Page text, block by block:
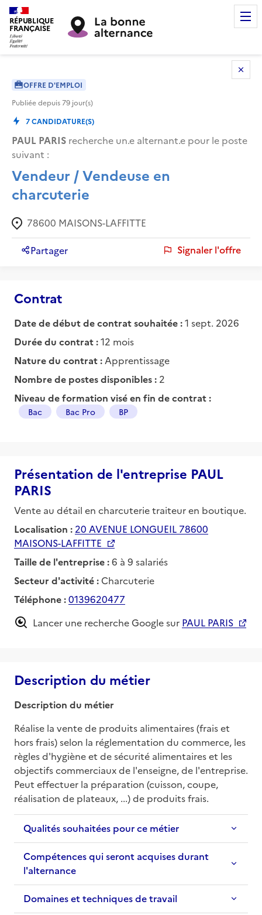
RÉPUBLIQUE
FRANÇAISE
OFFRE D'EMPLOI
Publiée depuis79 jour(s)
7CANDIDATURE(S)
PAUL PARIS recherche un.e alternant.e pour le poste
suivant :
Vendeur / Vendeuse en
charcuterie
78600 MAISONS-LAFFITTE
Partager Signaler l'offre
Contrat
Date de début de contrat souhaitée :1 sept. 2026
Durée du contrat :12 mois
Nature du contrat : Apprentissage
Nombre de postes disponibles : 2
Niveau de formation visé en fin de contrat :
Bac Bac Pro BP
Présentation de l'entreprise PAUL
PARIS
Vente au détail en charcuterie traiteur en boutique.
Localisation : 20 AVENUE LONGUEIL 78600
MAISONS-LAFFITTE
Taille de l'entreprise :6 à 9 salariés
Secteur d'activité : Charcuterie
Téléphone :0139620477
Lancer une recherche Google sur PAUL PARIS
Description du métier
Description du métier
Réalise la vente de produits alimentaires (frais et
hors frais) selon la réglementation du commerce, les
règles d'hygiène et de sécurité alimentaires et les
objectifs commerciaux de l'enseigne, de l'entreprise.
Peut effectuer la préparation (cuisson, coupe,
réalisation de plateaux, ...) de produits frais.
Qualités souhaitées pour ce métier
Compétences qui seront acquises durant
l'alternance
Domaines et techniques de travail